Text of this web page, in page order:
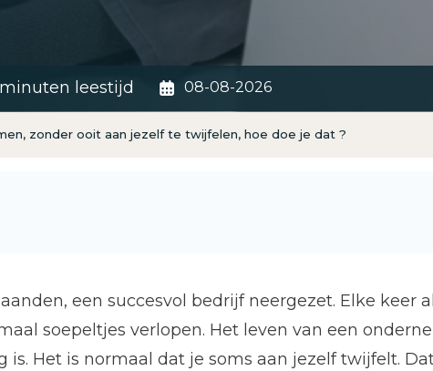
leestijd 08-08-2026
zonder ooit aan jezelf te twijfelen, hoe doe je dat ?
een succesvol bedrijf neergezet. Elke keer
soepeltjes verlopen. Het leven van een
is. Het is normaal dat je soms aan jezelf twijfelt.